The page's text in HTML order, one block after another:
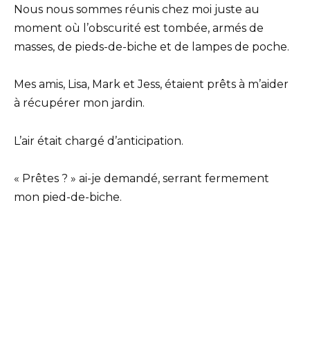
Nous nous sommes réunis chez moi juste au
moment où l’obscurité est tombée, armés de
masses, de pieds-de-biche et de lampes de poche.
Mes amis, Lisa, Mark et Jess, étaient prêts à m’aider
à récupérer mon jardin.
L’air était chargé d’anticipation.
« Prêtes ? » ai-je demandé, serrant fermement
mon pied-de-biche.